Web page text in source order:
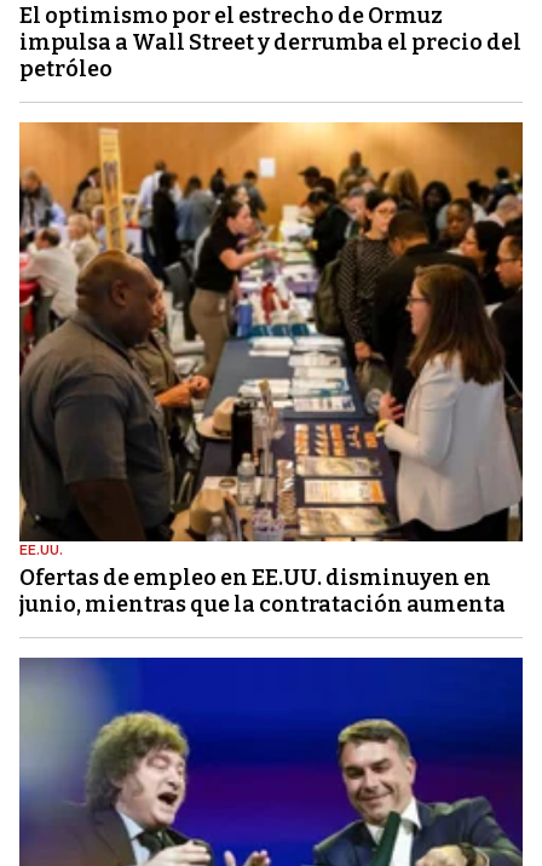
El optimismo por el estrecho de Ormuz
impulsa a Wall Street y derrumba el precio del
petróleo
EE.UU.
Ofertas de empleo en EE.UU. disminuyen en
junio, mientras que la contratación aumenta